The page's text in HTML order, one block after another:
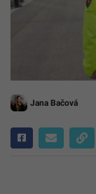
Jana Bačová